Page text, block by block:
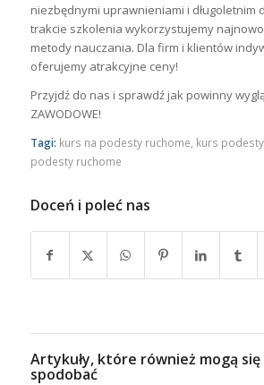
niezbędnymi uprawnieniami i długoletnim
trakcie szkolenia wykorzystujemy
metody nauczania. Dla firm i klientów
oferujemy atrakcyjne ceny!
Przyjdź do nas i sprawdź jak powinny
ZAWODOWE!
Tagi: kurs na podesty ruchome kurs
podesty ruchome
Doceń i poleć nas
Artykuły, które również mogą
spodobać